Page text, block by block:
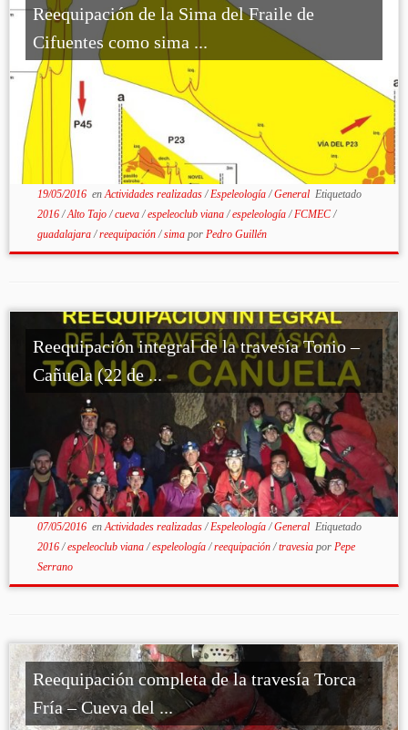
Reequipación de la Sima del Fraile de
Cifuentes como sima ...
19/05/2016enActividades realizadas/Espeleología/General Etiquetado
2016/Alto Tajo/cueva/espeleoclub viana/espeleología/FCMEC/
guadalajara/reequipación/sima por Pedro Guillén
Reequipación integral de la travesía Tonio –
Cañuela (22 de ...
07/05/2016enActividades realizadas/Espeleología/General Etiquetado
2016/espeleoclub viana/espeleología/reequipación/travesia por Pepe
Serrano
Reequipación completa de la travesía Torca
Fría – Cueva del ...